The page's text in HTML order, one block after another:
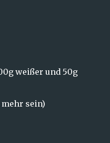
weißer und 50g
sein)